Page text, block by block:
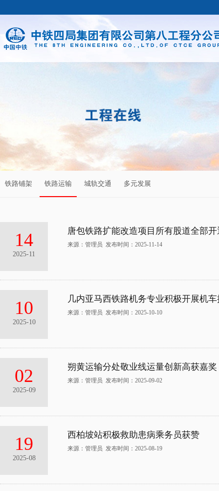
铁路铺架 铁路运输 城轨交通 多元发展
14
2025-11
唐包铁路扩能改造项目所有股道全部开
来源：管理员 发布时间：2025-11-14
10
2025-10
几内亚马西铁路机务专业积极开展机
来源：管理员 发布时间：2025-10-10
02
2025-09
朔黄运输分处敬业线运量创新高获嘉奖
来源：管理员 发布时间：2025-09-02
19
2025-08
西柏坡站积极救助患病乘务员获赞
来源：管理员 发布时间：2025-08-19